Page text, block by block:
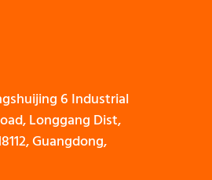
6 Industrial
Longgang Dist,
Guangdong,